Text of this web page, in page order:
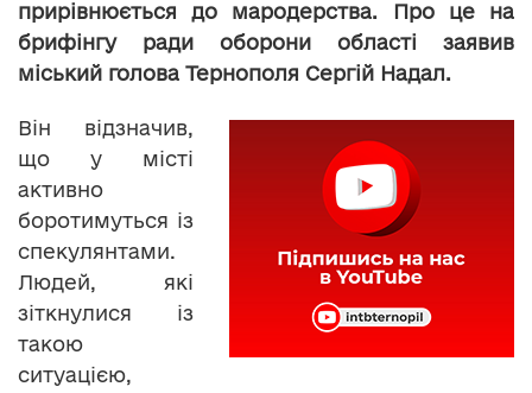
прирівнюється до мародерства. Про це на
брифінгу ради оборони області заявив
міський голова Тернополя Сергій Надал.
Він відзначив,
що у місті
активно
боротимуться із
спекулянтами.
Людей, які
зіткнулися із
такою
ситуацією,